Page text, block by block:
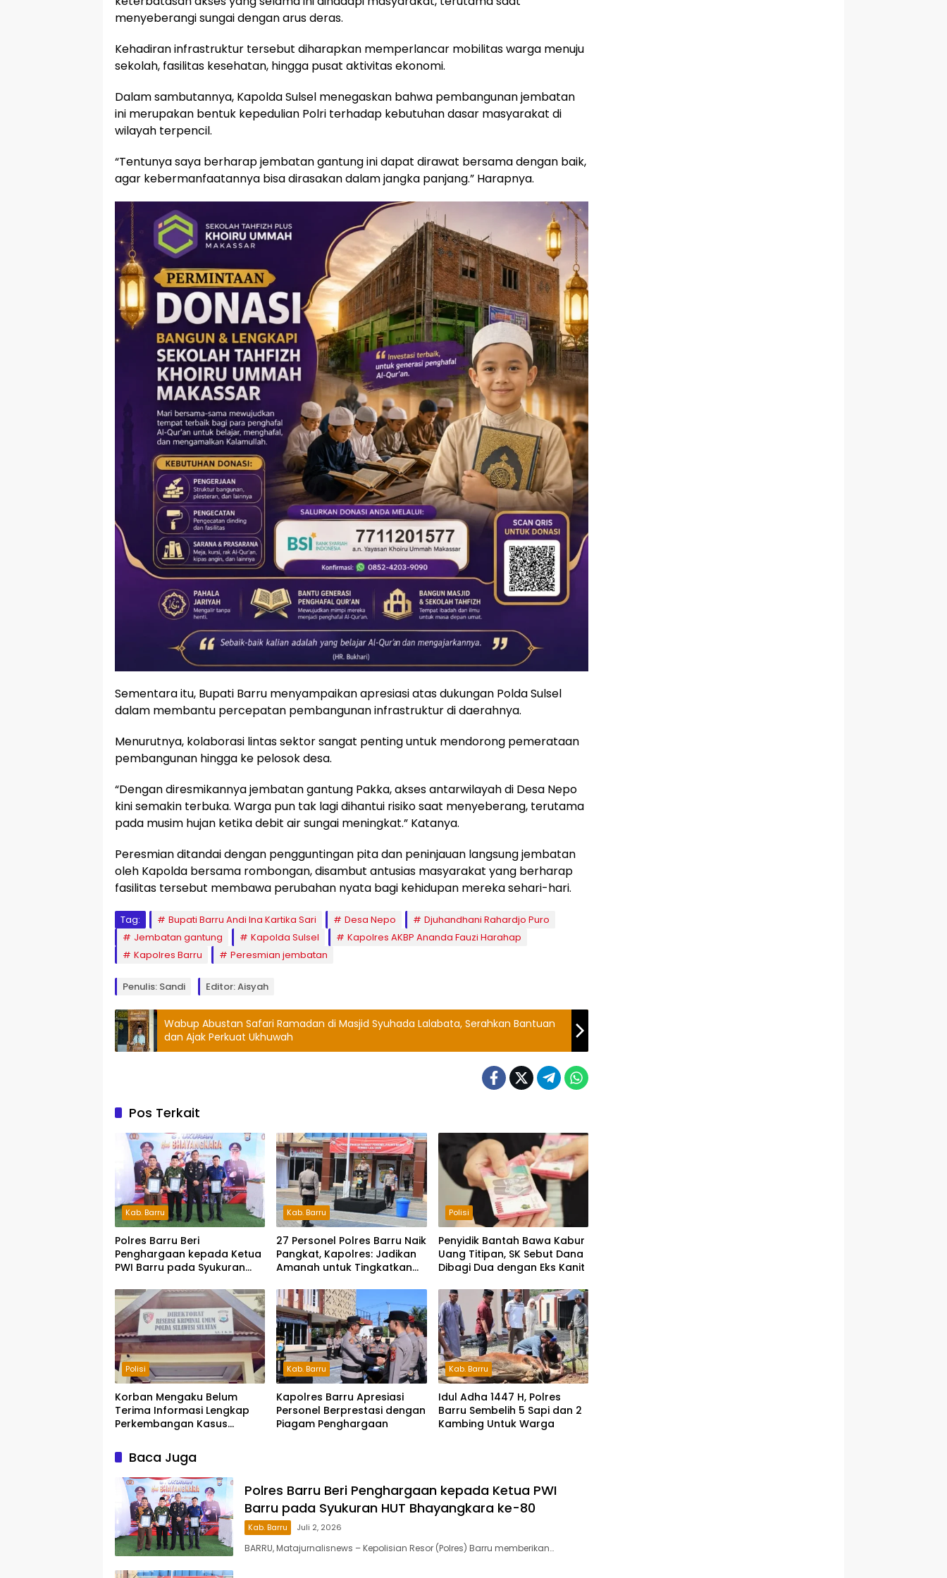
menyeberangi sungai dengan arus deras.
Kehadiran infrastruktur tersebut diharapkan memperlancar mobilitas warga menuju
sekolah, fasilitas kesehatan, hingga pusat aktivitas ekonomi.
Dalam sambutannya, Kapolda Sulsel menegaskan bahwa pembangunan jembatan
ini merupakan bentuk kepedulian Polri terhadap kebutuhan dasar masyarakat di
wilayah terpencil.
“Tentunya saya berharap jembatan gantung ini dapat dirawat bersama dengan baik,
agar kebermanfaatannya bisa dirasakan dalam jangka panjang.” Harapnya.
Sementara itu, Bupati Barru menyampaikan apresiasi atas dukungan Polda Sulsel
dalam membantu percepatan pembangunan infrastruktur di daerahnya.
Menurutnya, kolaborasi lintas sektor sangat penting untuk mendorong pemerataan
pembangunan hingga ke pelosok desa.
“Dengan diresmikannya jembatan gantung Pakka, akses antarwilayah di Desa Nepo
kini semakin terbuka. Warga pun tak lagi dihantui risiko saat menyeberang, terutama
pada musim hujan ketika debit air sungai meningkat.” Katanya.
Peresmian ditandai dengan pengguntingan pita dan peninjauan langsung jembatan
oleh Kapolda bersama rombongan, disambut antusias masyarakat yang berharap
fasilitas tersebut membawa perubahan nyata bagi kehidupan mereka sehari-hari.
Tag: Bupati Barru Andi Ina Kartika Sari Desa Nepo
Djuhandhani Rahardjo Puro
Jembatan gantung
Kapolda Sulsel
Kapolres AKBP Ananda Fauzi Harahap
Kapolres Barru
Peresmian jembatan
Penulis: Sandi Editor: Aisyah
Wabup Abustan Safari Ramadan di Masjid Syuhada Lalabata, Serahkan Bantuan
dan Ajak Perkuat Ukhuwah
Pos Terkait
Kab. Barru
Polres Barru Beri
Penghargaan kepada Ketua
PWI Barru pada Syukuran
Kab. Barru
27 Personel Polres Barru Naik
Pangkat, Kapolres: Jadikan
Amanah untuk Tingkatkan
Polisi
Penyidik Bantah Bawa Kabur
Uang Titipan, SK Sebut Dana
Dibagi Dua dengan Eks Kanit
Polisi
Korban Mengaku Belum
Terima Informasi Lengkap
Perkembangan Kasus
Juta
Kab. Barru
Kapolres Barru Apresiasi
Personel Berprestasi dengan
Piagam Penghargaan
Kab. Barru
Idul Adha 1447 H, Polres
Barru Sembelih 5 Sapi dan 2
Kambing Untuk Warga
Baca Juga
Polres Barru Beri Penghargaan kepada Ketua PWI
Barru pada Syukuran HUT Bhayangkara ke-80
Kab. Barru Juli 2, 2026
BARRU, Matajurnalisnews – Kepolisian Resor (Polres) Barru memberikan…